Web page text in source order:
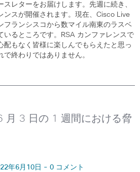
スレターをお届けします。先週に続き、
ンスが開催されます。現在、Cisco Live
フランシスコから数マイル南東のラスベ
いるところです。RSA カンファレンスで
配もなく皆様に楽しんでもらえたと思っ
で終わりではありません。
月 3 日の 1 週間における脅
年6月10日 - 0 コメント